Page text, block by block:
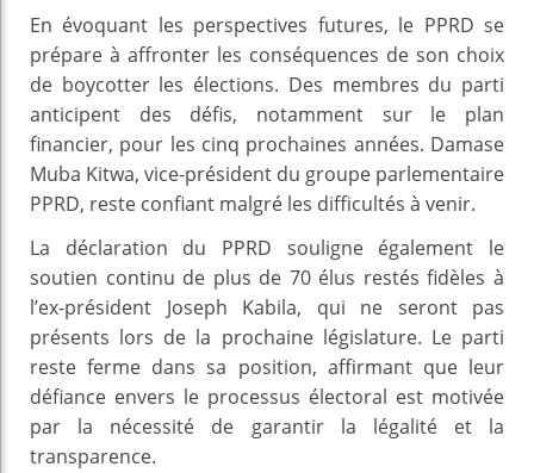
En évoquant les perspectives futures, le PPRD se
prépare à affronter les conséquences de son choix
de boycotter les élections. Des membres du parti
anticipent des défis, notamment sur le plan
financier, pour les cinq prochaines années. Damase
Muba Kitwa, vice-président du groupe parlementaire
PPRD, reste confiant malgré les difficultés à venir.
La déclaration du PPRD souligne également le
soutien continu de plus de 70 élus restés fidèles à
l’ex-président Joseph Kabila, qui ne seront pas
présents lors de la prochaine législature. Le parti
reste ferme dans sa position, affirmant que leur
défiance envers le processus électoral est motivée
par la nécessité de garantir la légalité et la
transparence.